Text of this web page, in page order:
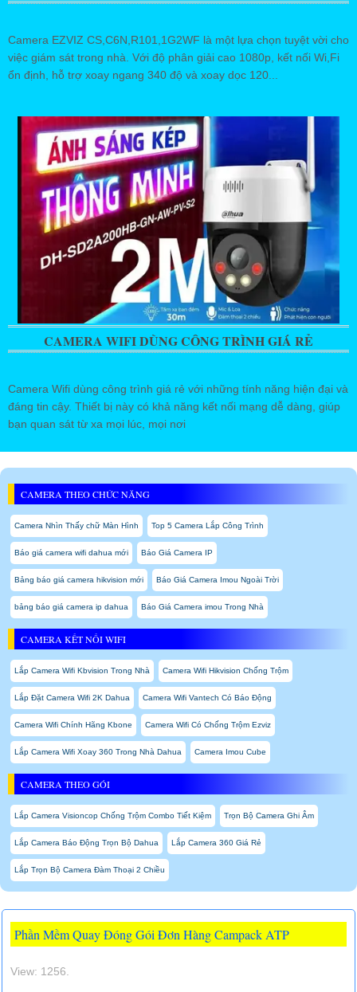
Camera EZVIZ CS,C6N,R101,1G2WF là một lựa chọn tuyệt vời cho
việc giám sát trong nhà. Với độ phân giải cao 1080p, kết nối Wi,Fi
ổn định, hỗ trợ xoay ngang 340 độ và xoay dọc 120...
CAMERA WIFI DÙNG CÔNG TRÌNH GIÁ RẺ
Camera Wifi dùng công trình giá rẻ với những tính năng hiện đại và
đáng tin cậy. Thiết bị này có khả năng kết nối mạng dễ dàng, giúp
bạn quan sát từ xa mọi lúc, mọi nơi
CAMERA THEO CHỨC NĂNG
Camera Nhìn Thấy chữ Màn Hình Top 5 Camera Lắp Công Trình
Báo giá camera wifi dahua mới Báo Giá Camera IP
Bảng báo giá camera hikvision mới Báo Giá Camera Imou Ngoài Trời
bảng báo giá camera ip dahua Báo Giá Camera imou Trong Nhà
CAMERA KẾT NỐI WIFI
Lắp Camera Wifi Kbvision Trong Nhà Camera Wifi Hikvision Chống Trộm
Lắp Đặt Camera Wifi 2K Dahua Camera Wifi Vantech Có Báo Động
Camera Wifi Chính Hãng Kbone Camera Wifi Có Chống Trộm Ezviz
Lắp Camera Wifi Xoay 360 Trong Nhà Dahua Camera Imou Cube
CAMERA THEO GÓI
Lắp Camera Visioncop Chống Trộm Combo Tiết Kiệm Trọn Bộ Camera Ghi Âm
Lắp Camera Báo Động Trọn Bộ Dahua Lắp Camera 360 Giá Rẻ
Lắp Trọn Bộ Camera Đàm Thoại 2 Chiều
Phần Mềm Quay Đóng Gói Đơn Hàng Campack ATP
View: 1256.